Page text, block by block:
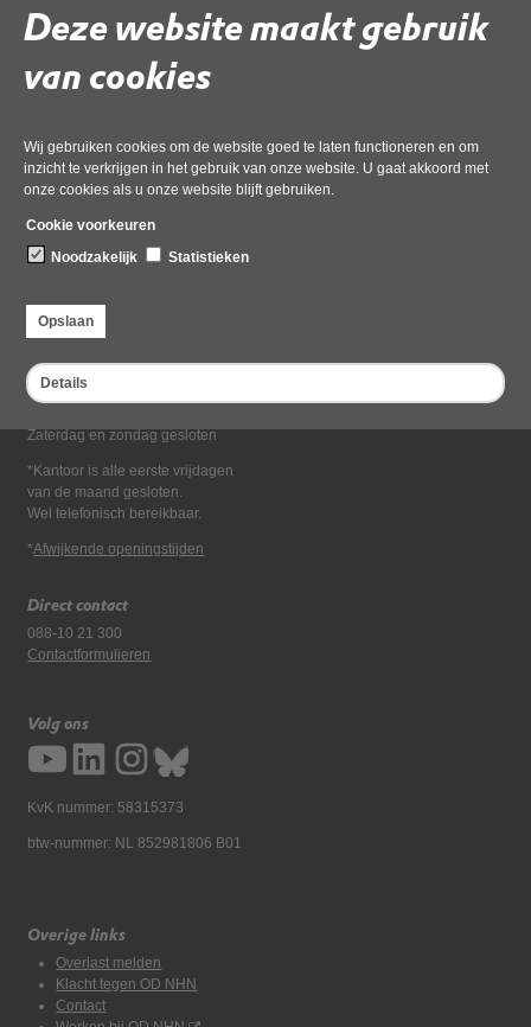
Deze website maakt gebruik
van cookies
Wij gebruiken cookies om de website goed te laten functioneren en om
inzicht te verkrijgen in het gebruik van onze website. U gaat akkoord met
onze cookies als u onze website blijft gebruiken.
Cookie voorkeuren
Noodzakelijk
Statistieken
Opslaan
Details
Bezoekadres
Dampten 2, 1624 NR Hoorn
Postbus 2095, 1620 EB Hoorn
Openingstijden kantoor
Maandag tot en met vrijdag*
van 08:00 tot 16:30
Zaterdag en zondag gesloten
*Kantoor is alle eerste vrijdagen
van de maand gesloten.
Wel telefonisch bereikbaar.
*Afwijkende openingstijden
Direct contact
088-10 21 300
Contactformulieren
Volg ons
KvK nummer: 58315373
btw-nummer: NL 852981806 B01
Overige links
Overlast melden
Klacht tegen OD NHN
Contact